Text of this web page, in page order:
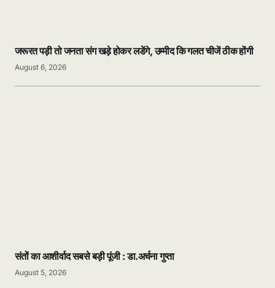
जरूरत पड़ी तो जनता संग खड़े होकर लडेंगे, उम्मीद कि गलत चीजें ठीक होंगी
August 6, 2026
संतों का आशीर्वाद सबसे बड़ी पूंजी : डा.अर्चना गुप्ता
August 5, 2026